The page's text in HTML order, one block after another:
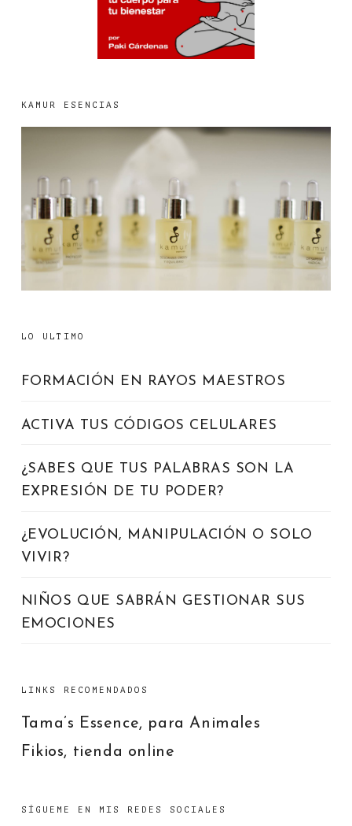
KAMUR ESENCIAS
LO ULTIMO
FORMACIÓN EN RAYOS MAESTROS
ACTIVA TUS CÓDIGOS CELULARES
¿SABES QUE TUS PALABRAS SON LA
EXPRESIÓN DE TU PODER?
¿EVOLUCIÓN, MANIPULACIÓN O SOLO
VIVIR?
NIÑOS QUE SABRÁN GESTIONAR SUS
EMOCIONES
LINKS RECOMENDADOS
Tama’s Essence, para Animales
Fikios, tienda online
SÍGUEME EN MIS REDES SOCIALES